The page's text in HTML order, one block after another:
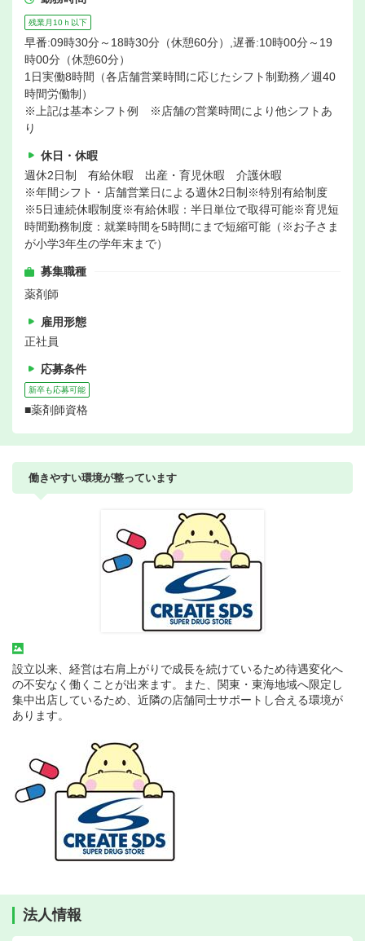
残業月10ｈ以下
早番:09時30分～18時30分（休憩60分）,遅番:10時00分～19
時00分（休憩60分）
1日実働8時間（各店舗営業時間に応じたシフト制勤務／週40
時間労働制）
※上記は基本シフト例 ※店舗の営業時間により他シフトあ
り
休日・休暇
週休2日制 有給休暇 出産・育児休暇 介護休暇
※年間シフト・店舗営業日による週休2日制※特別有給制度
※5日連続休暇制度※有給休暇：半日単位で取得可能※育児短
時間勤務制度：就業時間を5時間にまで短縮可能（※お子さま
が小学3年生の学年末まで）
募集職種
薬剤師
雇用形態
正社員
応募条件
新卒も応募可能
■薬剤師資格
働きやすい環境が整っています
設立以来、経営は右肩上がりで成長を続けているため待遇変化へ
の不安なく働くことが出来ます。また、関東・東海地域へ限定し
集中出店しているため、近隣の店舗同士サポートし合える環境が
あります。
法人情報